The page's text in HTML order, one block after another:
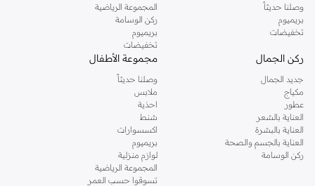
وصلنا حديثاً
بريميوم
تخفيضات
المجموعة الرياضية
ركن الوسامة
بريميوم
تخفيضات
ركن الجمال
جديد الجمال
مكياج
عطور
العناية بالشعر
العناية بالبشرة
العناية بالجسم والصحة
ركن الوسامة
مجموعة الأطفال
وصلنا حديثاً
ملابس
احذية
شنط
اكسسوارات
بريميوم
لوازم منزلية
المجموعة الرياضية
تسوقوا حسب العمر